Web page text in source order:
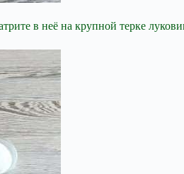
в неё на крупной терке